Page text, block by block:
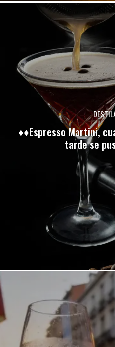
♦♦Espresso Martini,
tarde se